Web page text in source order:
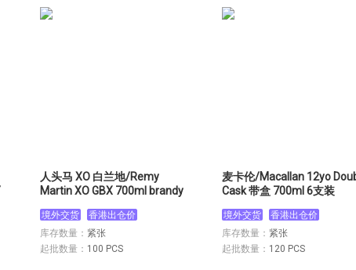
人头马 XO 白兰地/Remy
Martin XO GBX 700ml brandy
境外交货
香港出仓价
库存数量： 紧张
起批数量： 100 PCS
麦卡伦/Macallan 12yo
Cask 带盒 700ml 6支装
境外交货
香港出仓价
库存数量： 紧张
起批数量： 120 PCS